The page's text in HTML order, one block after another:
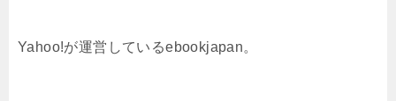
Yahoo!が運営しているebookjapan。